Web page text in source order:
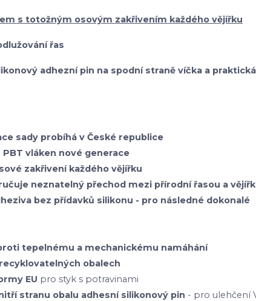
s totožným osovým zakřivením každého vějířku
řas
adhezní pin na spodní straně víčka a praktická
sady probíhá v České republice
PBT vláken nové generace
zakřivení každého vějířku
neznatelný přechod mezi přírodní řasou a
bez přídavků silikonu - pro následné dokonalé
tepelnému a mechanickému namáhání
obalech
EU pro styk s potravinami
stranu obalu adhesní silikonový pin - pro ulehčení